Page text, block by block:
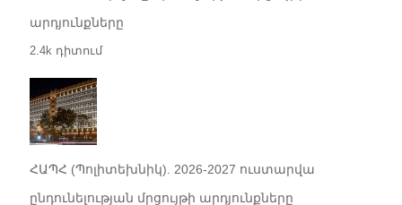
արդյունքները
2.4k դիտում
ՀԱՊՀ (Պոլիտեխնիկ). 2026-2027 ուստարվա
ընդունելության մրցույթի արդյունքները